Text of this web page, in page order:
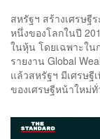
สหรัฐฯ สร้างเศรษ
หนึ่งของโลกในปี
ในหุ้น โดยเฉพาะใ
รายงาน Global
แล้วสหรัฐฯ มีเศรษ
ของเศรษฐีหน้าใหม่ทั่